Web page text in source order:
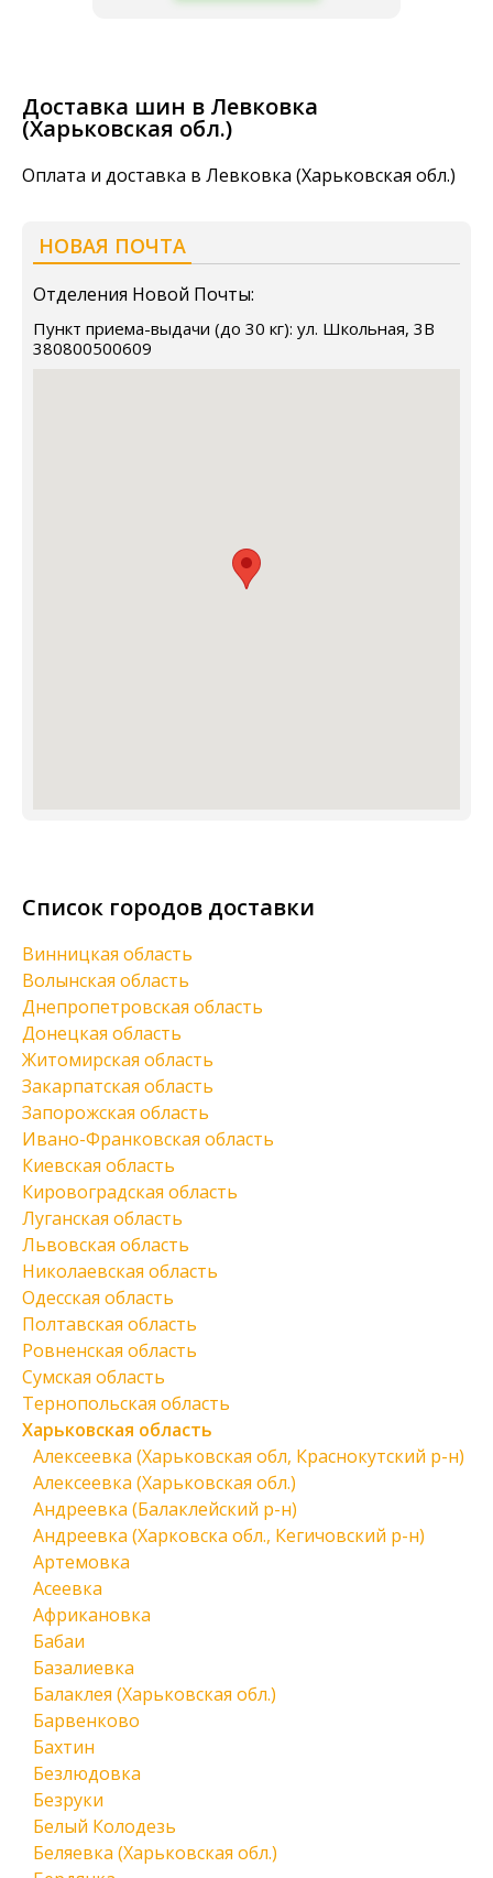
Доставка шин в Левковка
(Харьковская обл.)
Оплата и доставка в Левковка (Харьковская обл.)
НОВАЯ ПОЧТА
Отделения Новой Почты:
Пункт приема-выдачи (до 30 кг): ул. Школьная, 3В
380800500609
Список городов доставки
Винницкая область
Волынская область
Днепропетровская область
Донецкая область
Житомирская область
Закарпатская область
Запорожская область
Ивано-Франковская область
Киевская область
Кировоградская область
Луганская область
Львовская область
Николаевская область
Одесская область
Полтавская область
Ровненская область
Сумская область
Тернопольская область
Харьковская область
Алексеевка (Харьковская обл, Краснокутский р-н)
Алексеевка (Харьковская обл.)
Андреевка (Балаклейский р-н)
Андреевка (Харковска обл., Кегичовский р-н)
Артемовка
Асеевка
Африкановка
Бабаи
Базалиевка
Балаклея (Харьковская обл.)
Барвенково
Бахтин
Безлюдовка
Безруки
Белый Колодезь
Беляевка (Харьковская обл.)